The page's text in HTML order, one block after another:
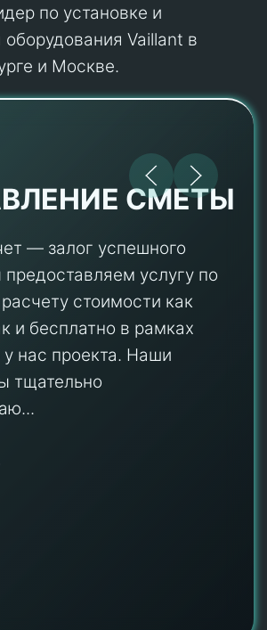
по установке и
Vaillant в
и Москве.
СМЕТЫ
— залог успешного
услугу по
стоимости как
и бесплатно в рамках
у нас проекта. Наши
тщательно